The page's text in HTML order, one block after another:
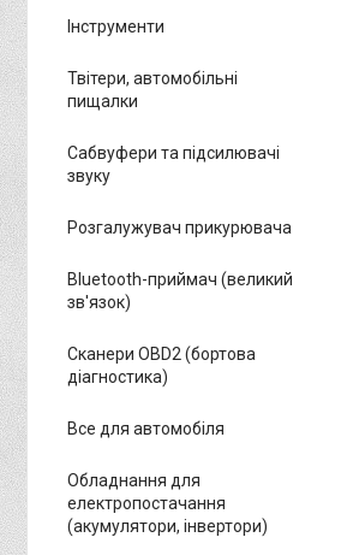
Інструменти
Твітери, автомобільні
пищалки
Сабвуфери та підсилювачі
звуку
Розгалужувач прикурювача
Bluetooth-приймач (великий
зв'язок)
Сканери OBD2 (бортова
діагностика)
Все для автомобіля
Обладнання для
електропостачання
(акумулятори, інвертори)